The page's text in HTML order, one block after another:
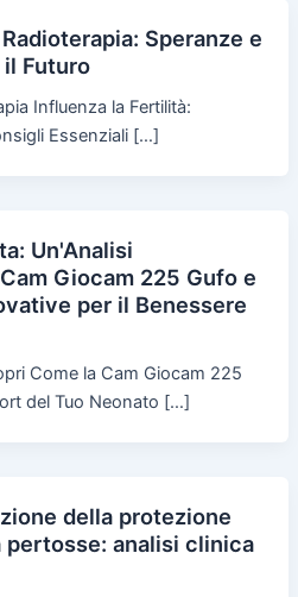
Speranze e
Futuro
Influenza la Fertilità:
Essenziali […]
Un'Analisi
Giocam 225 Gufo e
per il Benessere
Come la Cam Giocam 225
del Tuo Neonato […]
della protezione
analisi clinica